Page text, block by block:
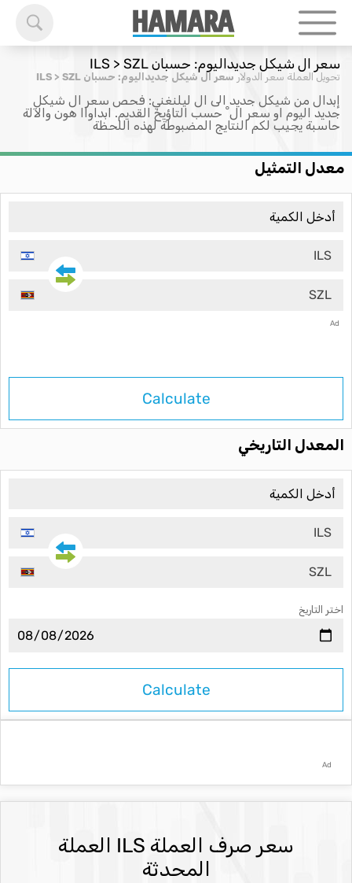
سعر ال شيكل جديداليوم: حسبان ILS > SZL
تحويل العملة سعر الدولار سعر ال شيكل جديداليوم: حسبان ILS > SZL
إبدال من شيكل جديد الى ال ليلنغني: فحص سعر ال شيكل
جديد اليوم او سعر ال ْ حسب التاؤيخ القديم. ابداواا هون والآلة
حاسبة يجيب لكم النتايج المضبوطة لهذه اللحظة
معدل التمثيل
ILS
SZL
Ad
Calculate
المعدل التاريخي
ILS
SZL
اختر التاريخ
Ad
سعر صرف العملة ILS العملة
المحدثة